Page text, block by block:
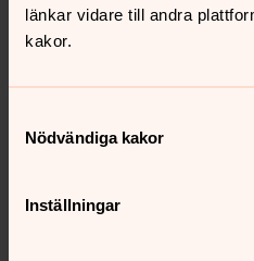
länkar vidare till andra
kakor.
Nödvändiga kakor
Inställningar